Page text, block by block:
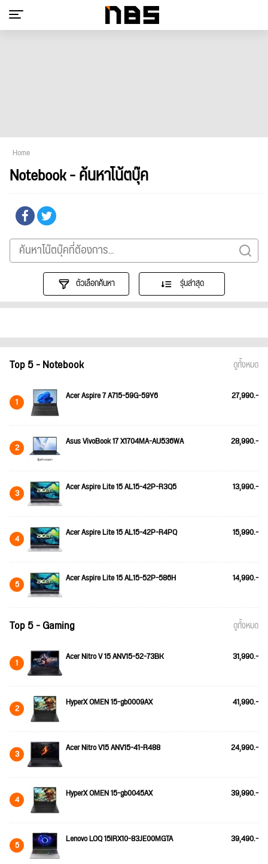
Home
Notebook - ค้นหาโน้ตบุ๊ค
ตัวเลือกค้นหา รุ่นล่าสุด
Top 5 - Notebook ดูทั้งหมด
1 Acer Aspire 7 A715-59G-59Y6 27,990.-
2 Asus VivoBook 17 X1704MA-AU536WA 28,990.-
3 Acer Aspire Lite 15 AL15-42P-R3Q5 13,990.-
4 Acer Aspire Lite 15 AL15-42P-R4PQ 15,990.-
5 Acer Aspire Lite 15 AL15-52P-586H 14,990.-
Top 5 - Gaming ดูทั้งหมด
1 Acer Nitro V 15 ANV15-52-73BK 31,990.-
2 HyperX OMEN 15-gb0009AX 41,990.-
3 Acer Nitro V15 ANV15-41-R488 24,990.-
4 HyperX OMEN 15-gb0045AX 39,990.-
5 Lenovo LOQ 15IRX10-83JE00MGTA 39,490.-